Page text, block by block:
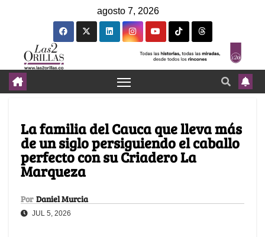
agosto 7, 2026
La familia del Cauca que lleva más
de un siglo persiguiendo el caballo
perfecto con su Criadero La
Marqueza
Por Daniel Murcia
JUL 5, 2026